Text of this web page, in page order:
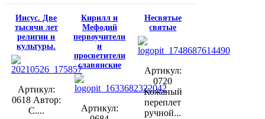
Иисус. Две
тысячи лет
религии и
культуры.
Артикул:
0618 Автор:
С....
Кирилл и
Мефодий
первоучители
и
просветители
славянские
Артикул:
Несвятые
святые
Артикул:
0720
Кожаный
переплет
ручной...